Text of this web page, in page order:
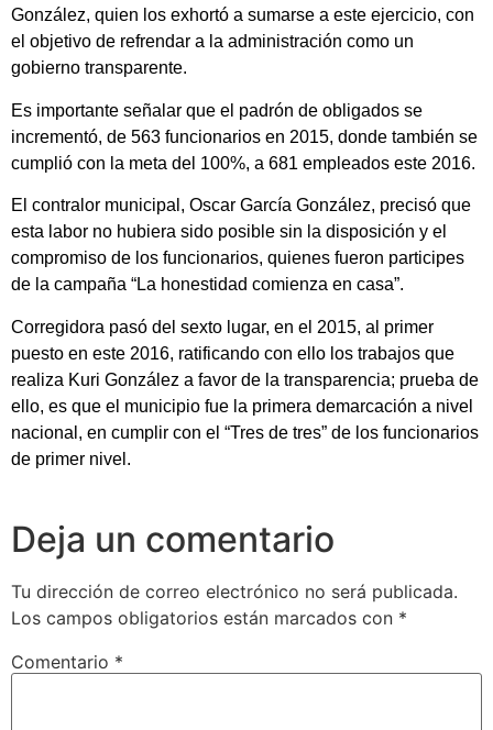
González, quien los exhortó a sumarse a este ejercicio, con
el objetivo de refrendar a la administración como un
gobierno transparente.
Es importante señalar que el padrón de obligados se
incrementó, de 563 funcionarios en 2015, donde también se
cumplió con la meta del 100%, a 681 empleados este 2016.
El contralor municipal, Oscar García González, precisó que
esta labor no hubiera sido posible sin la disposición y el
compromiso de los funcionarios, quienes fueron participes
de la campaña “La honestidad comienza en casa”.
Corregidora pasó del sexto lugar, en el 2015, al primer
puesto en este 2016, ratificando con ello los trabajos que
realiza Kuri González a favor de la transparencia; prueba de
ello, es que el municipio fue la primera demarcación a nivel
nacional, en cumplir con el “Tres de tres” de los funcionarios
de primer nivel.
Deja un comentario
Tu dirección de correo electrónico no será publicada.
Los campos obligatorios están marcados con *
Comentario *